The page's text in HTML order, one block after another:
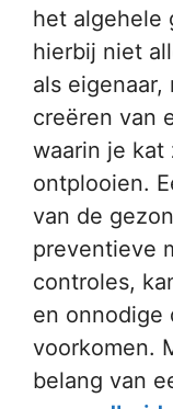
het algehele
hierbij niet
als
creëren van
waarin je kat
ontplooien.
van de
preventieve
controles,
en onnodige
voorkomen.
belang van